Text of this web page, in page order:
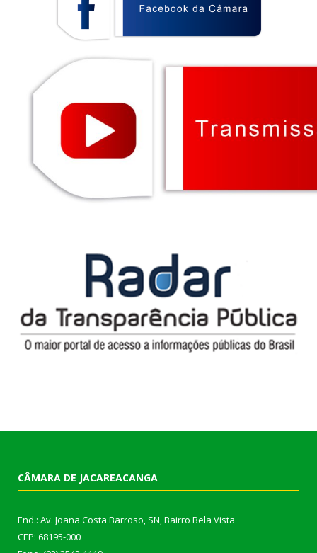
CÂMARA DE JACAREACANGA
End.: Av. Joana Costa Barroso, SN, Bairro Bela Vista
CEP: 68195-000